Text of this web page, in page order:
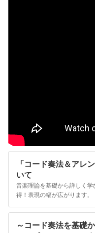
「コード奏法＆アレ
いて
音楽理論を基礎から詳しく
得！表現の幅が広がります。
～コード奏法を基礎